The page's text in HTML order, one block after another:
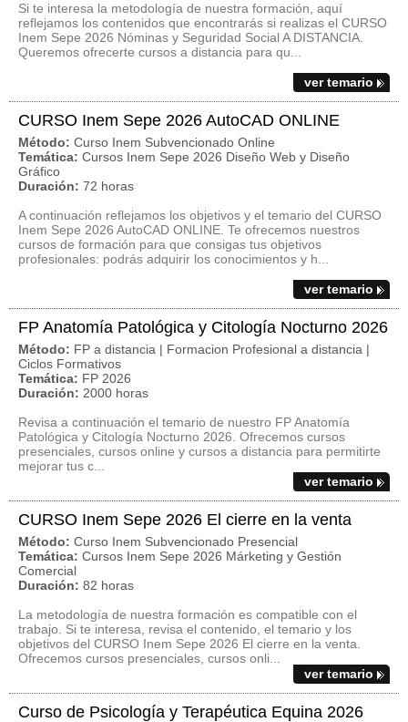
Si te interesa la metodología de nuestra formación, aquí
reflejamos los contenidos que encontrarás si realizas el CURSO
Inem Sepe 2026 Nóminas y Seguridad Social A DISTANCIA.
Queremos ofrecerte cursos a distancia para qu...
ver temario
CURSO Inem Sepe 2026 AutoCAD ONLINE
Método: Curso Inem Subvencionado Online
Temática: Cursos Inem Sepe 2026 Diseño Web y Diseño
Gráfico
Duración: 72 horas
A continuación reflejamos los objetivos y el temario del CURSO
Inem Sepe 2026 AutoCAD ONLINE. Te ofrecemos nuestros
cursos de formación para que consigas tus objetivos
profesionales: podrás adquirir los conocimientos y h...
ver temario
FP Anatomía Patológica y Citología Nocturno 2026
Método: FP a distancia | Formacion Profesional a distancia |
Ciclos Formativos
Temática: FP 2026
Duración: 2000 horas
Revisa a continuación el temario de nuestro FP Anatomía
Patológica y Citología Nocturno 2026. Ofrecemos cursos
presenciales, cursos online y cursos a distancia para permitirte
mejorar tus c...
ver temario
CURSO Inem Sepe 2026 El cierre en la venta
Método: Curso Inem Subvencionado Presencial
Temática: Cursos Inem Sepe 2026 Márketing y Gestión
Comercial
Duración: 82 horas
La metodología de nuestra formación es compatible con el
trabajo. Si te interesa, revisa el contenido, el temario y los
objetivos del CURSO Inem Sepe 2026 El cierre en la venta.
Ofrecemos cursos presenciales, cursos onli...
ver temario
Curso de Psicología y Terapéutica Equina 2026